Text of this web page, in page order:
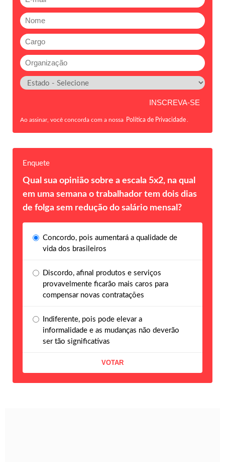
Ao assinar, você concorda com a nossa Política de Privacidade.
Enquete
Qual sua opinião sobre a escala 5x2, na qual
em uma semana o trabalhador tem dois dias
de folga sem redução do salário mensal?
Concordo, pois aumentará a qualidade de
vida dos brasileiros
Discordo, afinal produtos e serviços
provavelmente ficarão mais caros para
compensar novas contratações
Indiferente, pois pode elevar a
informalidade e as mudanças não deverão
ser tão significativas